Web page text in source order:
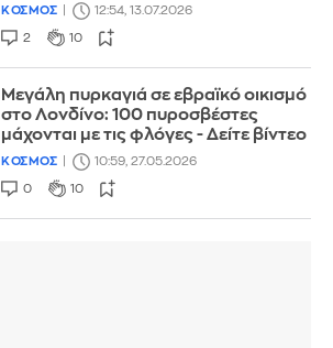
ΚΟΣΜΟΣ 12:54, 13.07.2026
2 10
Μεγάλη πυρκαγιά σε εβραϊκό οικισμό
στο Λονδίνο: 100 πυροσβέστες
μάχονται με τις φλόγες - Δείτε βίντεο
ΚΟΣΜΟΣ 10:59, 27.05.2026
0 10